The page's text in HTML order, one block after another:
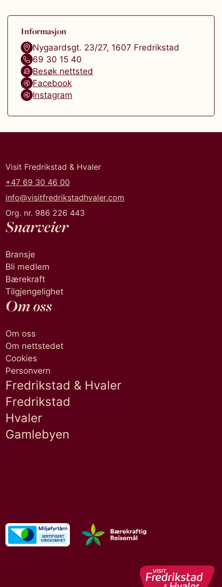
Informasjon
Nygaardsgt. 23/27, 1607 Fredrikstad
69 30 15 40
Besøk nettsted
Facebook
Instagram
Visit Fredrikstad & Hvaler
+47 69 30 46 00
info@visitfredrikstadhvaler.com
Org. nr. 986 226 443
Snarveier
Bransje
Bli medlem
Bærekraft
Tilgjengelighet
Om oss
Om oss
Om nettstedet
Cookies
Personvern
Fredrikstad & Hvaler
Fredrikstad
Hvaler
Gamlebyen